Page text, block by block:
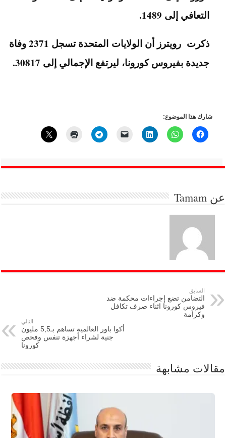
التعافي إلى 1489.
ذكرت رويترز أن الولايات المتحدة تسجل 2371 وفاة
جديدة بفيروس كورونا، ليرتفع الإجمالي إلى 30817.
شارك هذا الموضوع:
عنTamam
السابق
التضامن تضع إجراءات محكمة ضد
فيروس كورونا اثناء صرف تكافل
وكرامة
التالي
أكوا باور العالمية تساهم بـ5,5 مليون
جنية لشراء أجهزة تنفس وفحص
كورونا
مقالات مشابهة